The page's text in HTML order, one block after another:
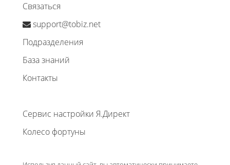
Связаться
support@tobiz.net
Подразделения
База знаний
Контакты
Сервис настройки Я.Директ
Колесо фортуны